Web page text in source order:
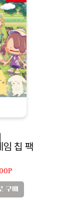
임 칩 팩
구매